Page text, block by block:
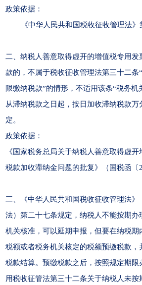
政策依据：
《中华人民共和国税收征收管理法》
二、纳税人善意取得虚开的增值税专用
款的，不属于税收征收管理法第三十二条
限缴纳税款”的情形，不适用该条“税务机
从滞纳税款之日起，按日加收滞纳税款万
定。
政策依据：
《国家税务总局关于纳税人善意取得虚
税款加收滞纳金问题的批复》（国税函〔
三、《中华人民共和国税收征收管理法》
法）第二十七条规定，纳税人不能按期办
机关核准，可以延期申报，但要在纳税期
税额或者税务机关核定的税额预缴税款，
税款结算。预缴税款之后，按照规定期
用税收征管法第三十二条关于纳税人未